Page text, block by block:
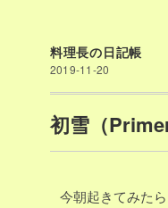
料理長の日記帳
2019-11-20
初雪（
今朝起きてみた